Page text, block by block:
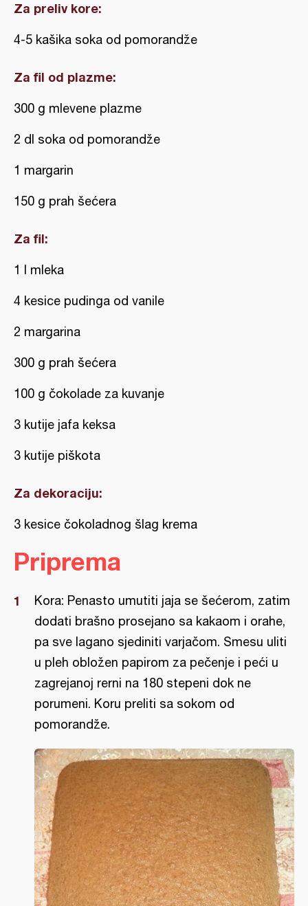
Za preliv kore:
4-5 kašika soka od pomorandže
Za fil od plazme:
300 g mlevene plazme
2 dl soka od pomorandže
1 margarin
150 g prah šećera
Za fil:
1 l mleka
4 kesice pudinga od vanile
2 margarina
300 g prah šećera
100 g čokolade za kuvanje
3 kutije jafa keksa
3 kutije piškota
Za dekoraciju:
3 kesice čokoladnog šlag krema
Priprema
Kora: Penasto umutiti jaja se šećerom, zatim
dodati brašno prosejano sa kakaom i orahe,
pa sve lagano sjediniti varjačom. Smesu uliti
u pleh obložen papirom za pečenje i peći u
zagrejanoj rerni na 180 stepeni dok ne
porumeni. Koru preliti sa sokom od
pomorandže.